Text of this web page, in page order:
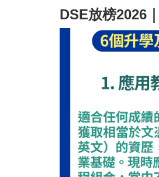
DSE放榜2026